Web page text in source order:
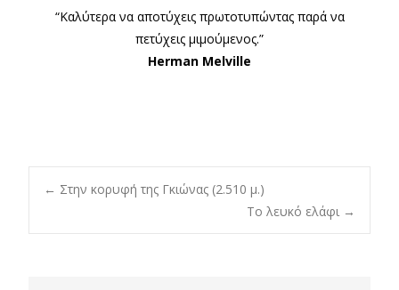
“Καλύτερα να αποτύχεις πρωτοτυπώντας παρά να
πετύχεις μιμούμενος.”
Herman Melville
Post
← Στην κορυφή της Γκιώνας (2.510 μ.)
Το λευκό ελάφι →